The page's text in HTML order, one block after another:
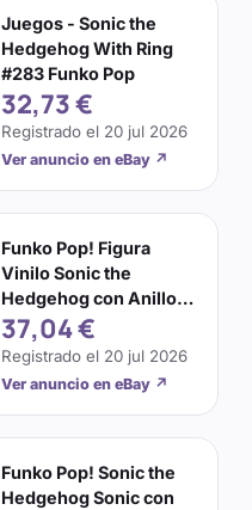
Juegos - Sonic the
Hedgehog With Ring
#283 Funko Pop
32,73 €
Registrado el 20 jul 2026
Ver anuncio en eBay ↗
Funko Pop! Figura
Vinilo Sonic the
Hedgehog con Anillo
#283
37,04 €
Registrado el 20 jul 2026
Ver anuncio en eBay ↗
Funko Pop! Sonic the
Hedgehog Sonic con